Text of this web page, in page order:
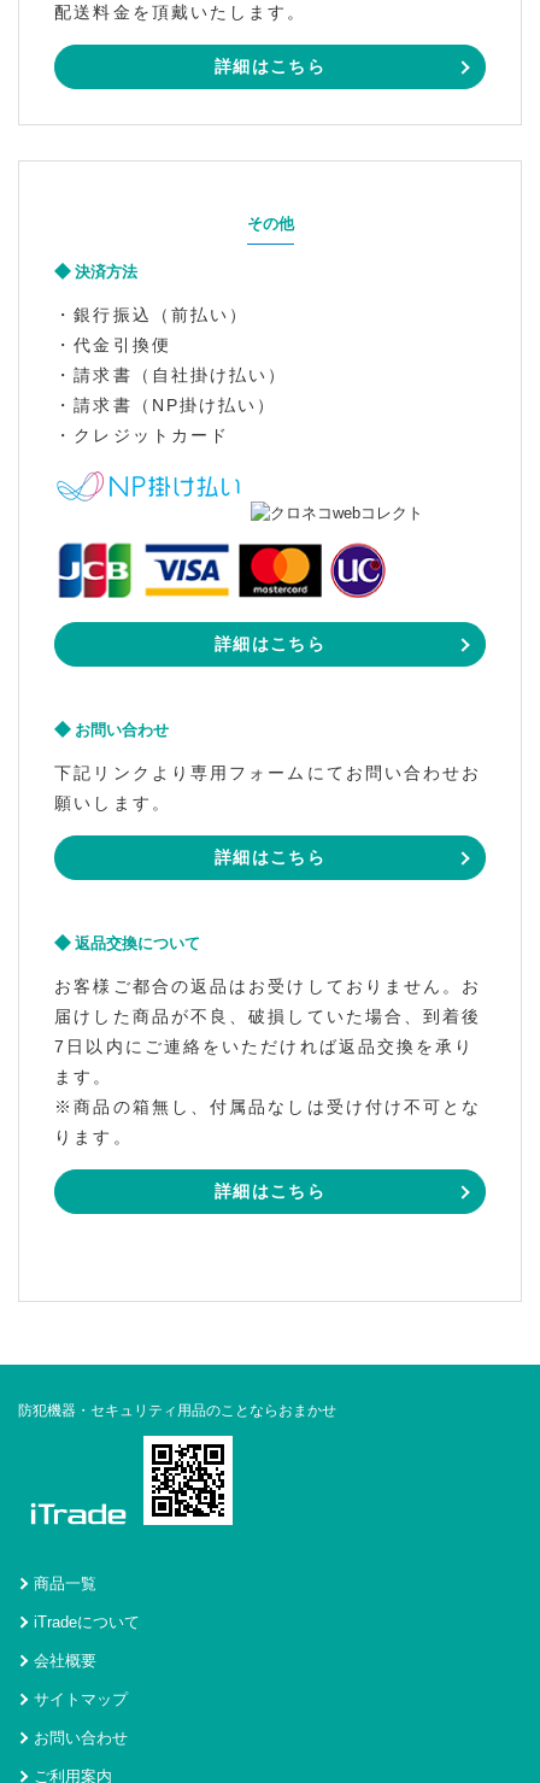
配送料金を頂戴いたします。
詳細はこちら
その他
決済方法
・銀行振込（前払い）
・代金引換便
・請求書（自社掛け払い）
・請求書（NP掛け払い）
・クレジットカード
詳細はこちら
お問い合わせ
下記リンクより専用フォームにてお問い合わせお
願いします。
詳細はこちら
返品交換について
お客様ご都合の返品はお受けしておりません。お
届けした商品が不良、破損していた場合、到着後
7日以内にご連絡をいただければ返品交換を承り
ます。
※商品の箱無し、付属品なしは受け付け不可とな
ります。
詳細はこちら
防犯機器・セキュリティ用品のことならおまかせ
商品一覧
iTradeについて
会社概要
サイトマップ
お問い合わせ
ご利用案内